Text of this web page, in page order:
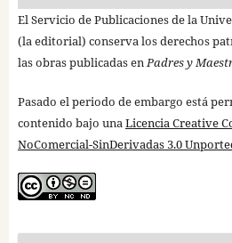
El Servicio de Publicaciones de la
(la editorial) conserva los derechos
las obras publicadas enPadres y
Pasado el periodo de embargo está
contenido bajo unaLicencia Creative
NoComercial-SinDerivadas 3.0